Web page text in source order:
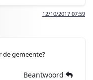
12/10/2017 07:59
gemeente?
Beantwoord